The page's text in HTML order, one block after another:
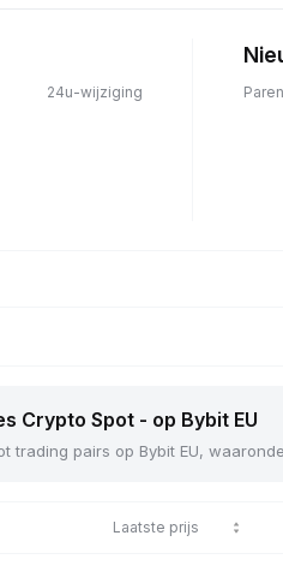
24u-wijziging Paren
Crypto Spot - op Bybit EU
trading pairs op Bybit EU,
Laatste prijs